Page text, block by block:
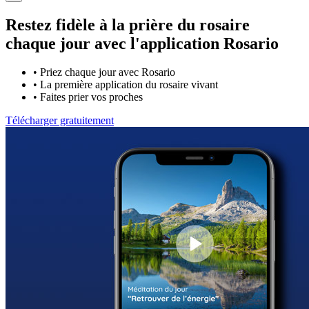
Restez fidèle à la prière du rosaire
chaque jour avec l'application Rosario
• Priez chaque jour avec Rosario
• La première application du rosaire vivant
• Faites prier vos proches
Télécharger gratuitement